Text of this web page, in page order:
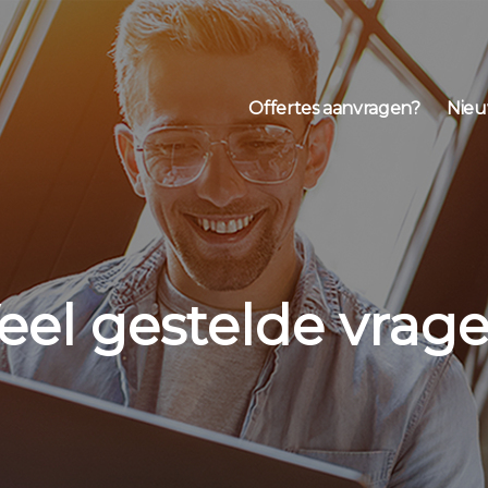
gestelde
Offertes aanvragen?